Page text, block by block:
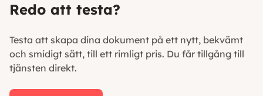
Redo att testa?
Testa att skapa dina dokument på ett nytt, bekvämt
och smidigt sätt, till ett rimligt pris. Du får tillgång till
tjänsten direkt.